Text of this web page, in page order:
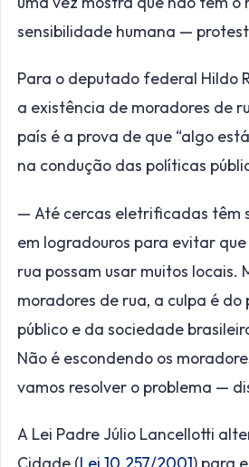
sensibilidade humana —
Para o deputado federal Hildo
a existência de moradores de
país é a prova de que “algo
na condução das políticas
— Até cercas eletrificadas têm
em logradouros para evitar
rua possam usar muitos locais.
moradores de rua, a culpa é
público e da sociedade
Não é escondendo os
vamos resolver o problema —
A Lei Padre Júlio Lancellotti
Cidade (Lei 10.257/2001) para